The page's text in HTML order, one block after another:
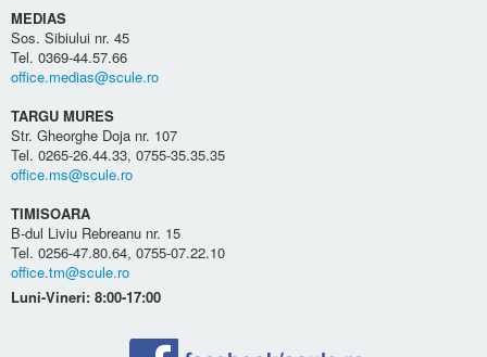
MEDIAS
Sos. Sibiului nr. 45
Tel. 0369-44.57.66
office.medias@scule.ro
TARGU MURES
Str. Gheorghe Doja nr. 107
Tel. 0265-26.44.33, 0755-35.35.35
office.ms@scule.ro
TIMISOARA
B-dul Liviu Rebreanu nr. 15
Tel. 0256-47.80.64, 0755-07.22.10
office.tm@scule.ro
Luni-Vineri: 8:00-17:00